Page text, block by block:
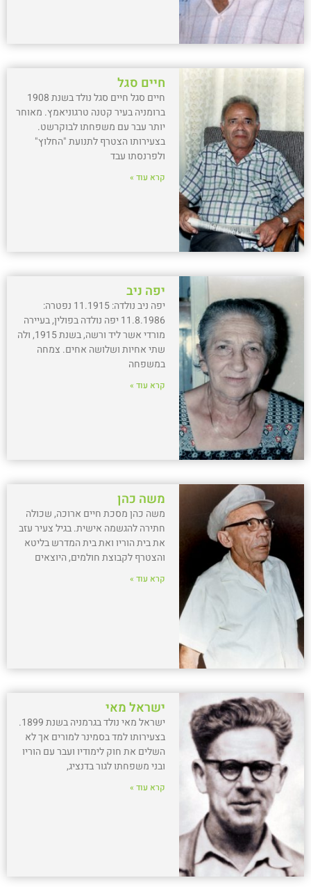
חיים סגל
חיים סגל חיים סגל נולד בשנת 1908
ברומניה בעיר קטנה טרגוניאמץ. מאוחר
יותר עבר עם משפחתו לבוקרשט.
בצעירותו הצטרף לתנועת "החלוץ"
ולפרנסתו עבד
קרא עוד »
יפה ניב
יפה ניב נולדה: 11.1915 נפטרה:
11.8.1986 יפה נולדה בפולין, בעיירה
מורדי אשר ליד ורשה, בשנת 1915, ולה
שתי אחיות ושלושה אחים. צמחה
במשפחה
קרא עוד »
משה כהן
משה כהן מסכת חיים ארוכה, שכולה
חתירה להגשמה אישית. בגיל צעיר עזב
את בית הוריו ואת בית המדרש בליטא
והצטרף לקבוצת חולמים, היוצאים
קרא עוד »
ישראל מאי
ישראל מאי נולד בגרמניה בשנת 1899.
בצעירותו למד בסמינר למורים אך לא
השלים את חוק לימודיו ועבר עם הוריו
ובני משפחתו לגור בדנציג,
קרא עוד »